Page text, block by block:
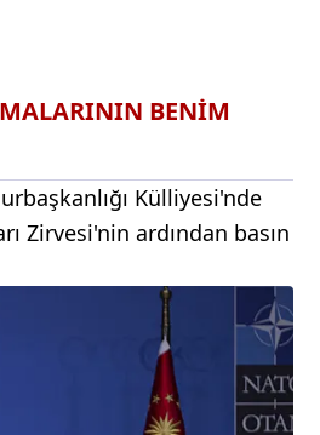
BENİM
Külliyesi'nde
Zirvesi'nin ardından basın